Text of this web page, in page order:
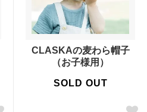
CLASKAの麦わら帽子
（お子様用）
SOLD OUT